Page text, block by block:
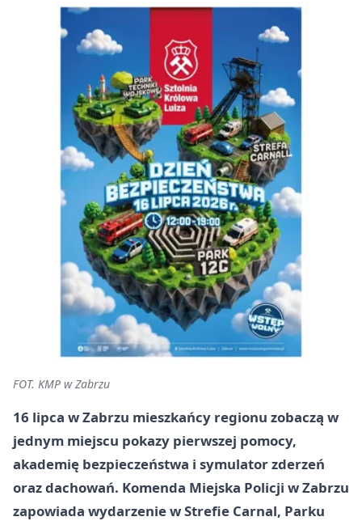
FOT. KMP w Zabrzu
16 lipca w Zabrzu mieszkańcy regionu zobaczą w
jednym miejscu pokazy pierwszej pomocy,
akademię bezpieczeństwa i symulator zderzeń
oraz dachowań. Komenda Miejska Policji w Zabrzu
zapowiada wydarzenie w Strefie Carnal, Parku